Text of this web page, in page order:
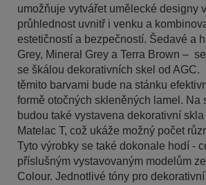
umožňuje vytvářet umělecké designy
průhlednost uvnitř i venku a
estetičností a bezpečností. Šedavé a
Grey, Mineral Grey a Terra Brown –
se škálou dekorativních skel od AGC.
těmito barvami bude na stánku
formě otočných skleněných lamel. Na
budou také vystavena dekorativní
Matelac T, což ukáže možný počet
Tyto výrobky se také dokonale hodí -
příslušným vystavovaným modelům
Colour. Jednotlivé tóny pro